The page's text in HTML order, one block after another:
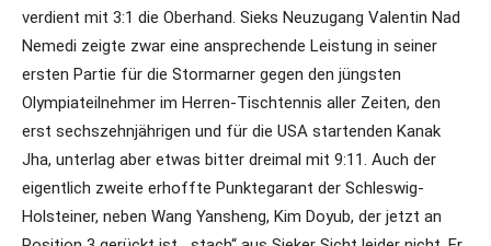
verdient mit 3:1 die Oberhand. Sieks Neuzugang Valentin Nad
Nemedi zeigte zwar eine ansprechende Leistung in seiner
ersten Partie für die Stormarner gegen den jüngsten
Olympiateilnehmer im Herren-Tischtennis aller Zeiten, den
erst sechszehnjährigen und für die USA startenden Kanak
Jha, unterlag aber etwas bitter dreimal mit 9:11. Auch der
eigentlich zweite erhoffte Punktegarant der Schleswig-
Holsteiner, neben Wang Yansheng, Kim Doyub, der jetzt an